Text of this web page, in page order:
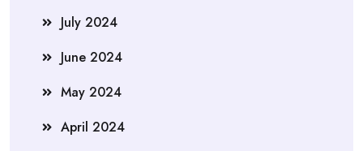
July 2024
June 2024
May 2024
April 2024